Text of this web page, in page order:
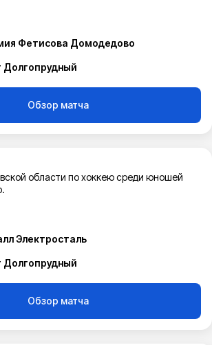
Фетисова Домодедово
Долгопрудный
Обзор матча
области по хоккею среди юношей
Электросталь
Долгопрудный
Обзор матча